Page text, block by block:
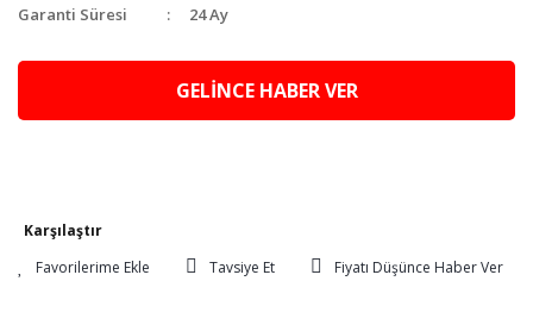
Garanti Süresi
24 Ay
GELİNCE HABER VER
Karşılaştır
Tavsiye Et
Fiyatı Düşünce Haber Ver